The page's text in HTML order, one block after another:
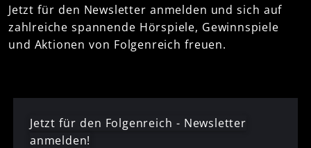
Jetzt für den Newsletter anmelden und sich auf
zahlreiche spannende Hörspiele, Gewinnspiele
und Aktionen von Folgenreich freuen.
Jetzt für den Folgenreich - Newsletter
anmelden!